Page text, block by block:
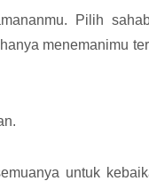
Pilih
menemanimu
untuk